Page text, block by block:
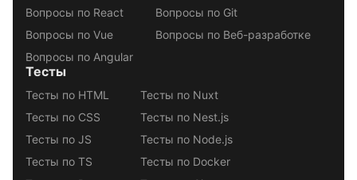
Вопросы по React
Вопросы по Vue
Вопросы по Angular
Вопросы по Git
Вопросы по Веб-разработке
Тесты
Тесты по HTML
Тесты по CSS
Тесты по JS
Тесты по TS
Тесты по Nuxt
Тесты по Nest.js
Тесты по Node.js
Тесты по Docker